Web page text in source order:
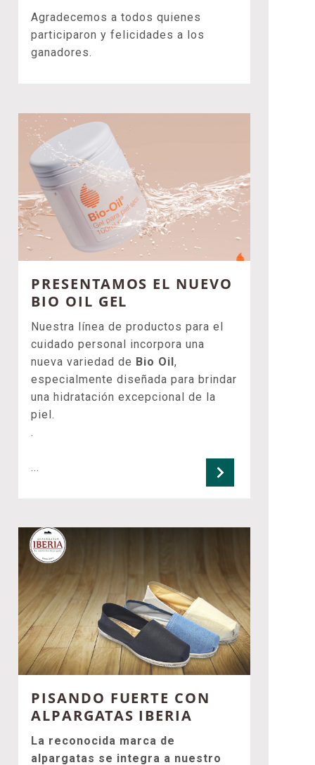
Agradecemos a todos quienes
participaron y felicidades a los
ganadores.
PRESENTAMOS EL NUEVO
BIO OIL GEL
Nuestra línea de productos para el
cuidado personal incorpora una
nueva variedad de Bio Oil,
especialmente diseñada para brindar
una hidratación excepcional de la
piel.
.
...
PISANDO FUERTE CON
ALPARGATAS IBERIA
La reconocida marca de
alpargatas se integra a nuestro